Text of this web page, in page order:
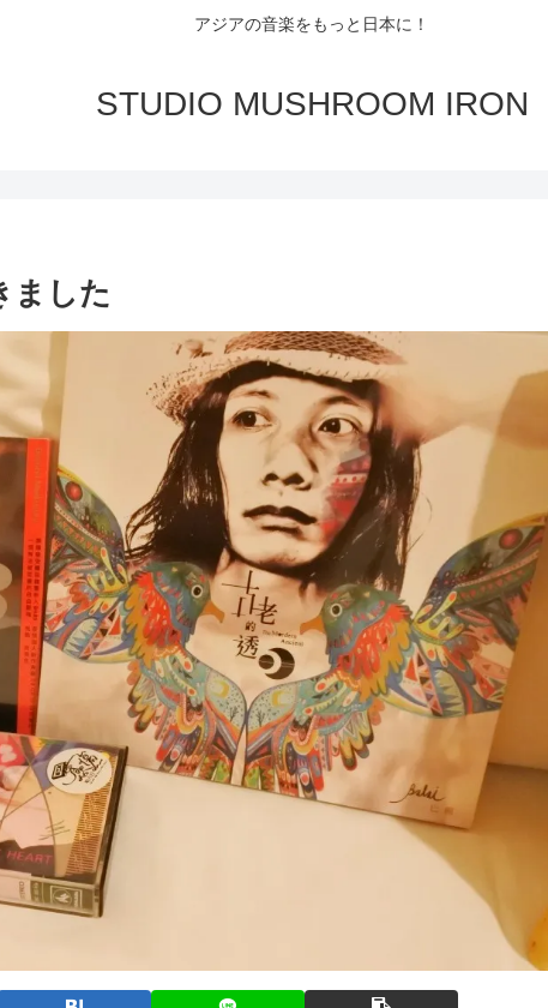
アジアの音楽をもっと日本に！
STUDIO MUSHROOM IRON
ました